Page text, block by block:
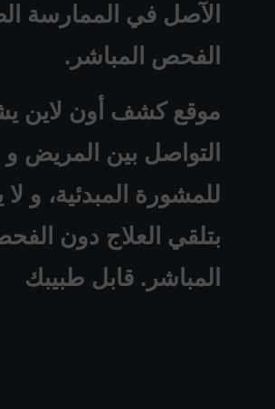
الآصل في الممارسة
الفحص المباشر.
موقع كشف أون لاين
التواصل بين المريض
للمشورة المبدئية، و
بتلقي العلاج دون
المباشر. قابل طبيبك